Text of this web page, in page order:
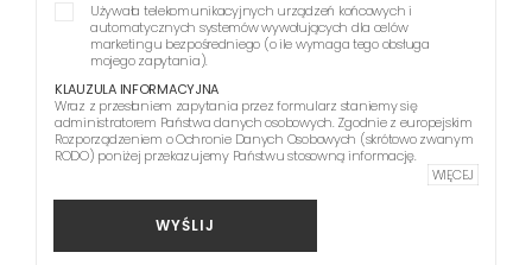
Używała telekomunikacyjnych urządzeń końcowych i
automatycznych systemów wywołujących dla celów
marketingu bezpośredniego (o ile wymaga tego obsługa
mojego zapytania).
KLAUZULA INFORMACYJNA
Wraz z przesłaniem zapytania przez formularz staniemy się
administratorem Państwa danych osobowych. Zgodnie z europejskim
Rozporządzeniem o Ochronie Danych Osobowych (skrótowo zwanym
RODO) poniżej przekazujemy Państwu stosowną informację.
WIĘCEJ
WYŚLIJ